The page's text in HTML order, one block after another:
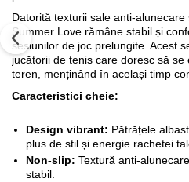
Datorită texturii sale anti-alunecare
Summer Love rămâne stabil și
sesiunilor de joc prelungite. Acest
jucătorii de tenis care doresc să
teren, menținând în același timp
Caracteristici cheie:
Design vibrant: Pătrățele
plus de stil și energie rachetei
Non-slip: Textură anti-
stabil.